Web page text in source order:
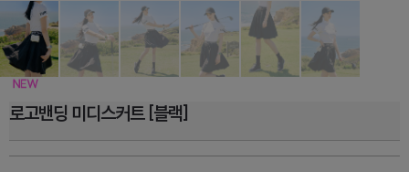
로고밴딩 미디스커트 [블랙]